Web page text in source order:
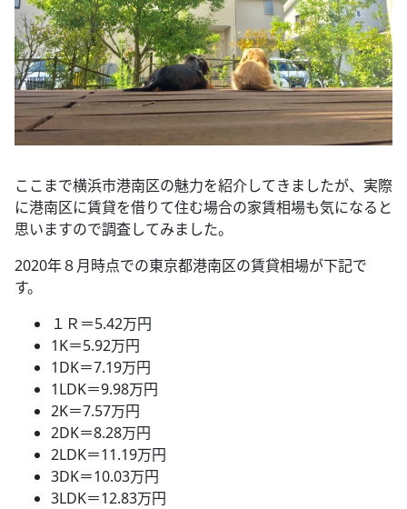
ここまで横浜市港南区の魅力を紹介してきましたが、実際
に港南区に賃貸を借りて住む場合の家賃相場も気になると
思いますので調査してみました。
2020年８月時点での東京都港南区の賃貸相場が下記で
す。
１Ｒ＝5.42万円
1K＝5.92万円
1DK＝7.19万円
1LDK＝9.98万円
2K＝7.57万円
2DK＝8.28万円
2LDK＝11.19万円
3DK＝10.03万円
3LDK＝12.83万円